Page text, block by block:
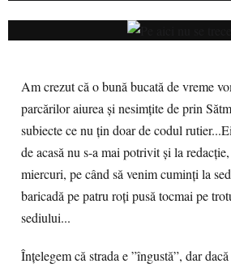
Am crezut că o bună bucată de vreme
parcărilor aiurea și nesimțite de prin
subiecte ce nu țin doar de codul
de acasă nu s-a mai potrivit și la
miercuri, pe când să venim cuminți la
baricadă pe patru roți pusă tocmai pe
sediului...
Înțelegem că strada e ”îngustă”, dar